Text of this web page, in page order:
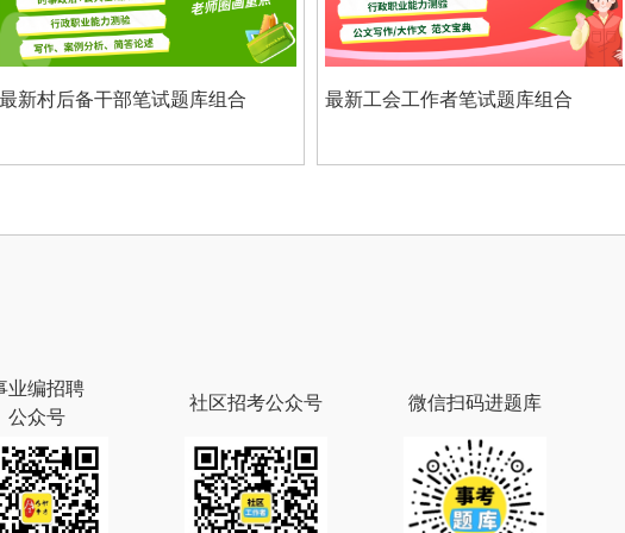
最新工会工作者笔试题库组合 下载厚职题库APP，刷题
业编招聘
公众号
社区招考公众号 微信扫码进题库